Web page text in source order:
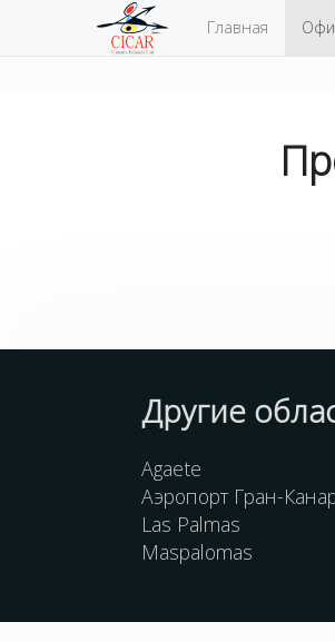
Главная
Другие
Agaete
Аэропорт Гран-
Las Palmas
Maspalomas